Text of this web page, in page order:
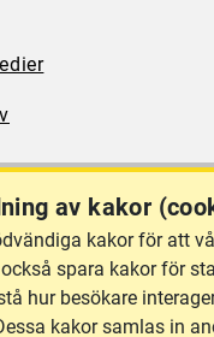
av kakor
kakor för att
spara kakor för
hur besökare
kakor samlas in